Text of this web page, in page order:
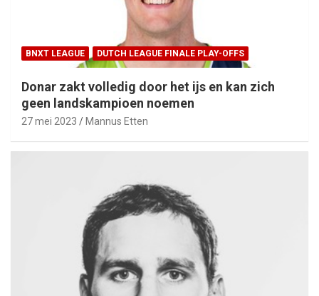
BNXT LEAGUE DUTCH LEAGUE FINALE PLAY-OFFS
Donar zakt volledig door het ijs en kan zich
geen landskampioen noemen
27 mei 2023 Mannus Etten